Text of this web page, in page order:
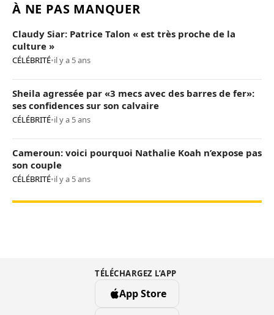
À NE PAS MANQUER
Claudy Siar: Patrice Talon « est très proche de la
culture »
CÉLÉBRITÉ•il y a 5 ans
Sheila agressée par «3 mecs avec des barres de fer»:
ses confidences sur son calvaire
CÉLÉBRITÉ•il y a 5 ans
Cameroun: voici pourquoi Nathalie Koah n’expose pas
son couple
CÉLÉBRITÉ•il y a 5 ans
TÉLÉCHARGEZ L’APP
App Store